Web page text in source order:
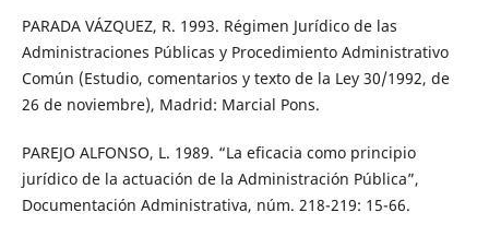
PARADA VÁZQUEZ, R. 1993. Régimen Jurídico de las
Administraciones Públicas y Procedimiento Administrativo
Común (Estudio, comentarios y texto de la Ley 30/1992, de
26 de noviembre), Madrid: Marcial Pons.
PAREJO ALFONSO, L. 1989. “La eficacia como principio
jurídico de la actuación de la Administración Pública”,
Documentación Administrativa, núm. 218-219: 15-66.